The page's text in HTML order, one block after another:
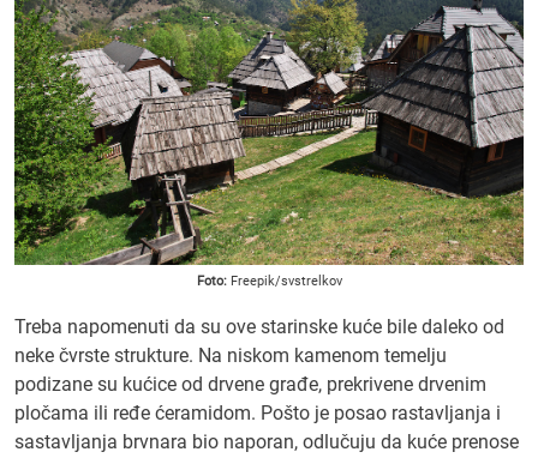
Foto:Freepik/svstrelkov
Treba napomenuti da su ove starinske kuće bile daleko od
neke čvrste strukture. Na niskom kamenom temelju
podizane su kućice od drvene građe, prekrivene drvenim
pločama ili ređe ćeramidom. Pošto je posao rastavljanja i
sastavljanja brvnara bio naporan, odlučuju da kuće prenose